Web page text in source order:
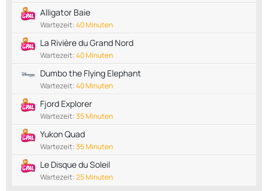
Alligator Baie
Wartezeit:40 Minuten
La Rivière du Grand Nord
Wartezeit:40 Minuten
Dumbo the Flying Elephant
Wartezeit:40 Minuten
Fjord Explorer
Wartezeit:35 Minuten
Yukon Quad
Wartezeit:35 Minuten
Le Disque du Soleil
Wartezeit:25 Minuten